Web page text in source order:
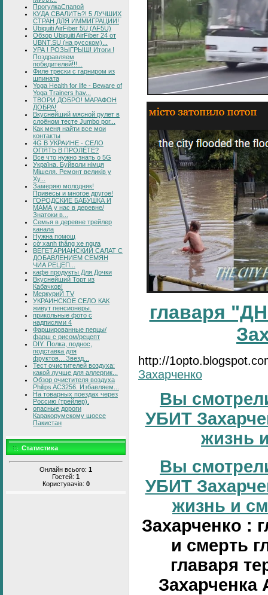
ПрогулкаСпапой
КУДА СВАЛИТЬ?! 5 ЛУЧШИХ
СТРАН ДЛЯ ИММИГРАЦИИ!
Ubiquiti AirFiber 5U (AF5U)
Обзор Ubiquiti AirFiber 24 от
UBNT.SU (на русском)...
УРА ! РОЗЫГРЫШ! Итоги !
Поздравляем
победителей!!!...
Филе трески с гарниром из
шпината
Yoga Health for life - Beware of
Yoga Trainers hav...
ТВОРИ ДОБРО! МАРАФОН
ДОБРА!
Вкуснейший мясной рулет в
слоёном тесте Jumbo por...
Как меня найти все мои
контакты
4G В УКРАИНЕ - СЕЛО
ОПЯТЬ В ПРОЛЁТЕ?
Все что нужно знать о 5G
Україна. Буйволи німця
Мішеля. Ремонт великів у
Ху...
Замеряю молодняк!
Привесы и многое другое!
ГОРОДСКИЕ БАБУШКА И
МАМА у нас в деревне/
Знатоки в...
Семья в деревне трейлер
канала
Нужна помощ
cờ xanh thắng xe ngựa
ВЕГЕТАРИАНСКИЙ САЛАТ С
ДОБАВЛЕНИЕМ СЕМЯН
ЧИА РЕЦЕП...
кафе продукты Для Дочки
Вкуснейший Торт из
Кабачков!
МеркуриЙ TV
УКРАИНСКОЕ СЕЛО КАК
живут пенсионеры.
прикольные фото с
надписями 4
Фаршированные перцы/
фарш с рисом/рецепт
DIY. Полка, поднос,
подставка для
фруктов....Звезд...
Тест очистителей воздуха:
какой лучше для аллергик...
Обзор очистителя воздуха
Philips AC3256. Избавляем...
На товарных поездах через
Россию (трейлер).
опасные дороги
Каракорумскому шоссе
Пакистан
Статистика
Онлайн всього: 1
Гостей: 1
Користувачів: 0
главаря
http://
Захарченко
Вы
УБИТ
жизнь
Вы
УБИТ
жизнь и
Захарченко :
и смерть
главаря
Захарченка